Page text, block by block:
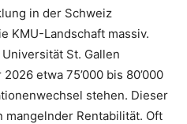
in der Schweiz
KMU-Landschaft massiv.
St. Gallen
etwa 75’000 bis 80’000
stehen. Dieser
Rentabilität. Oft